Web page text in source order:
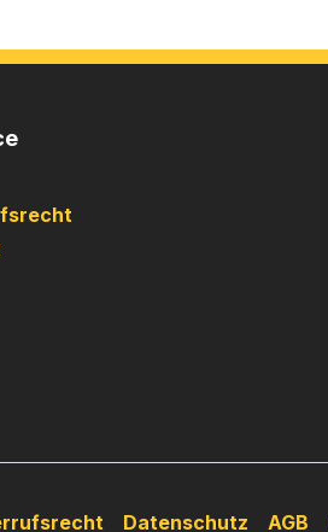
Datenschutz AGB